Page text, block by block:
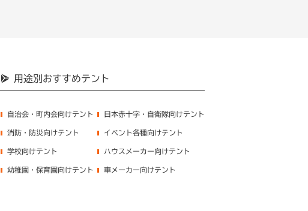
用途別おすすめテント
自治会・町内会向けテント
消防・防災向けテント
学校向けテント
幼稚園・保育園向けテント
日本赤十字・自衛隊向けテント
イベント各種向けテント
ハウスメーカー向けテント
車メーカー向けテント